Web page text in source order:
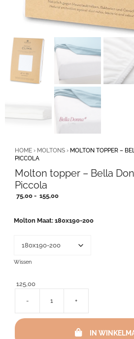
HOME › MOLTONS › MOLTON TOPPER –
PICCOLA
Molton topper – Bella
Piccola
75,00 - 155,00Prijsklasse:
155,00
Molton Maat 180x190-200
Wissen
125,00
-
topper
Bella
+
IN